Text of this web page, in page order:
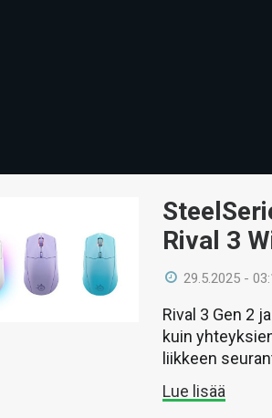
Rival 3
29.5.2025 -
Rival 3 Gen 2
kuin
liikkeen
Lue lisää